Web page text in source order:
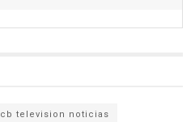
cb television noticias